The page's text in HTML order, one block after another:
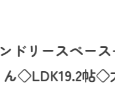
ドリースペー
◇LDK19.2帖◇